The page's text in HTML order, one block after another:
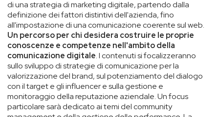
di una strategia di marketing digitale, partendo dalla
definizione dei fattori distintivi dell'azienda, fino
all'impostazione di una comunicazione coerente sul web.
Un percorso per chi desidera costruire le proprie
conoscenze e competenze nell'ambito della
comunicazione digitale. I contenuti si focalizzeranno
sullo sviluppo di strategie di comunicazione per la
valorizzazione del brand, sul potenziamento del dialogo
con il target e gli influencer e sulla gestione e
monitoraggio della reputazione aziendale. Un focus
particolare sarà dedicato ai temi del community